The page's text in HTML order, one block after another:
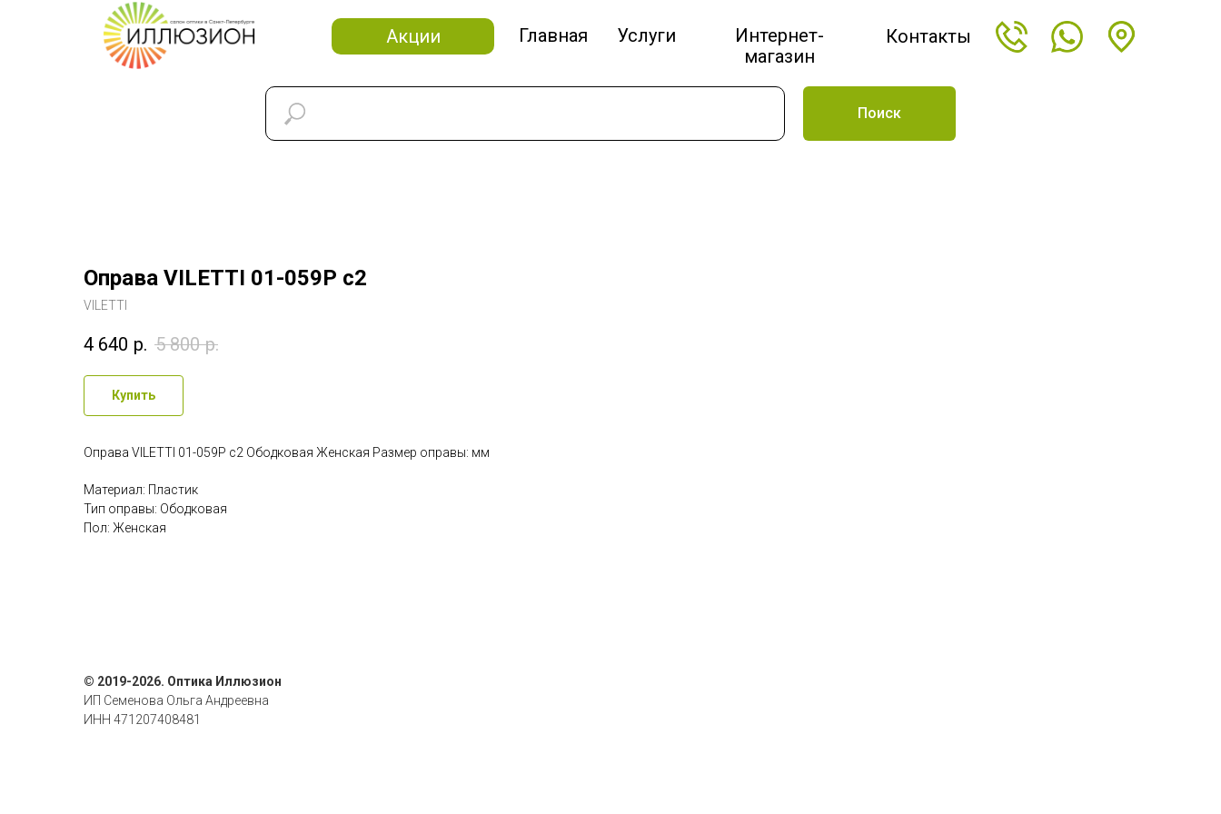
Главная Услуги
Интернет-
магазин
Контакты
Акции
Поиск
Оправа VILETTI 01-059P c2
VILETTI
4 640 р. 5 800 р.
Купить
Оправа VILETTI 01-059P c2 Ободковая Женская Размер оправы: мм
Материал: Пластик
Тип оправы: Ободковая
Пол: Женская
© 2019-2026. Оптика Иллюзион
ИП Семенова Ольга Андреевна
ИНН 471207408481